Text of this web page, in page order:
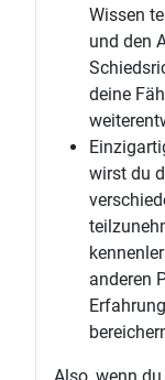
Wissen
und den
deine
wirst du
anderen
Also, wenn